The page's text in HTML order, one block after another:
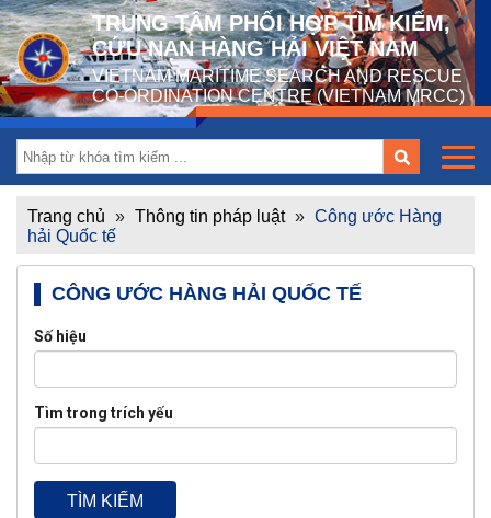
TRUNG TÂM PHỐI HỢP TÌM KIẾM,
CỨU NẠN HÀNG HẢI VIỆT NAM
VIETNAM MARITIME SEARCH AND RESCUE
CO-ORDINATION CENTRE (VIETNAM MRCC)
Trang chủ » Thông tin pháp luật » Công ước Hàng
hải Quốc tế
CÔNG ƯỚC HÀNG HẢI QUỐC TẾ
Số hiệu
Tìm trong trích yếu
TÌM KIẾM